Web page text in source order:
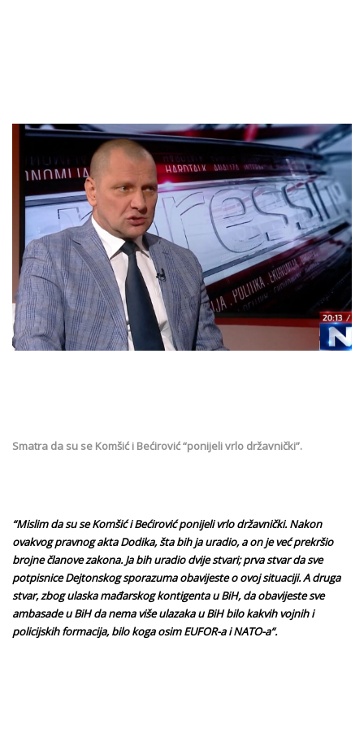
Smatra da su se Komšić i Bećirović “ponijeli vrlo državnički”.
“Mislim da su se Komšić i Bećirović ponijeli vrlo državnički. Nakon
ovakvog pravnog akta Dodika, šta bih ja uradio, a on je već prekršio
brojne članove zakona. Ja bih uradio dvije stvari; prva stvar da sve
potpisnice Dejtonskog sporazuma obavijeste o ovoj situaciji. A druga
stvar, zbog ulaska mađarskog kontigenta u BiH, da obavijeste sve
ambasade u BiH da nema više ulazaka u BiH bilo kakvih vojnih i
policijskih formacija, bilo koga osim EUFOR-a i NATO-a“.